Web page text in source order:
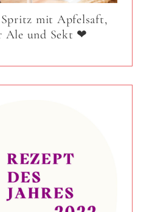
mit Apfelsaft,
Ale und Sekt ❤